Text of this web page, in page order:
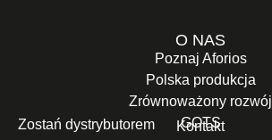
O NAS
Poznaj Aforios
Polska produkcja
Zrównoważony rozwój
GOTS
Zostań dystrybutorem Kontakt